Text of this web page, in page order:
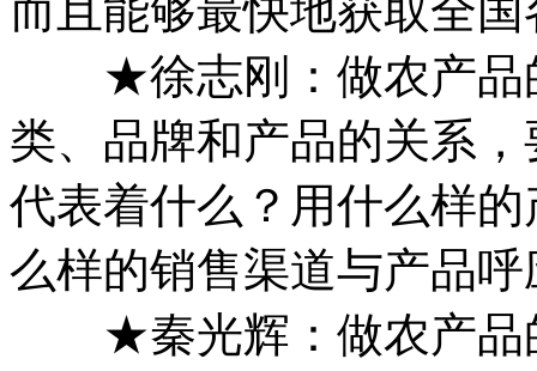
而且能够最快地获取全
★徐志刚：做农产品
类、品牌和产品的关系
代表着什么？用什么样
么样的销售渠道与产品呼
★秦光辉：做农产品